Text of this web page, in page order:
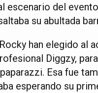
escenario del
su abultada
Rocky han elegido
Diggzy,
paparazzi. Esa fue
esperando su